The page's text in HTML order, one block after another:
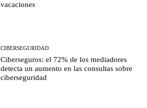
vacaciones
CIBERSEGURIDAD
Ciberseguros: el 72% de los mediadores
detecta un aumento en las consultas sobre
ciberseguridad